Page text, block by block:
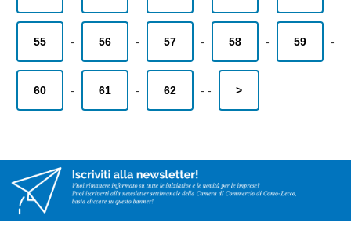
55 - 56 - 57 - 58 - 59 -
60 - 61 - 62 - - >